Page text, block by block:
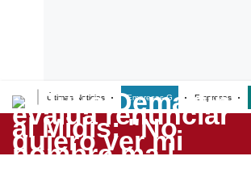
Últimas Noticias Empresas G Empresas
Lo último
Peru Quiosco